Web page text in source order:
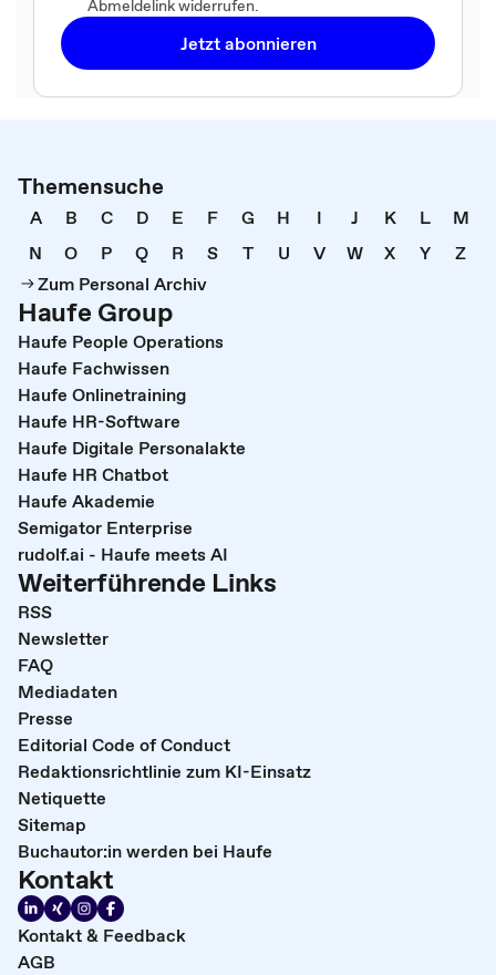
Abmeldelink widerrufen.
Jetzt abonnieren
Themensuche
A B C D E F G H I J K L
M
N
O P Q R S T U V W X Y
Z
Zum Personal Archiv
Haufe Group
Haufe People Operations
Haufe Fachwissen
Haufe Onlinetraining
Haufe HR-Software
Haufe Digitale Personalakte
Haufe HR Chatbot
Haufe Akademie
Semigator Enterprise
rudolf.ai - Haufe meets AI
Weiterführende Links
RSS
Newsletter
FAQ
Mediadaten
Presse
Editorial Code of Conduct
Redaktionsrichtlinie zum KI-Einsatz
Netiquette
Sitemap
Buchautor:in werden bei Haufe
Kontakt
Kontakt & Feedback
AGB